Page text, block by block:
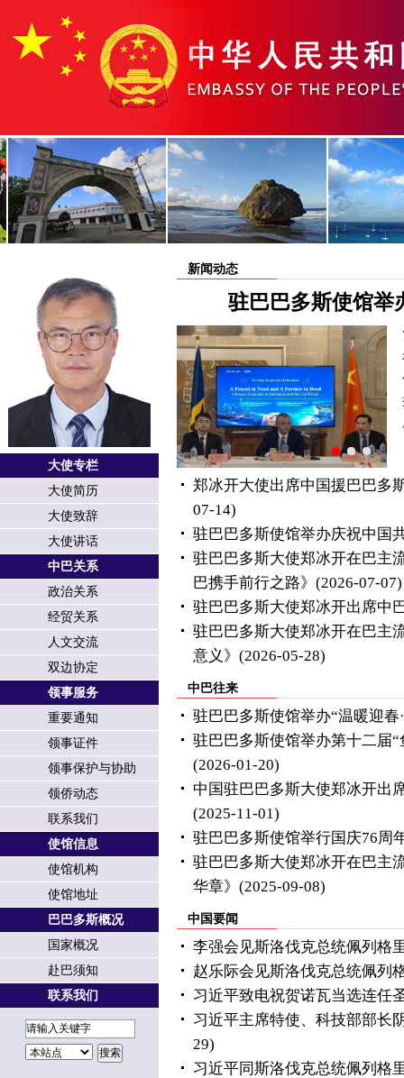
大使专栏
大使简历
大使致辞
大使讲话
中巴关系
政治关系
经贸关系
人文交流
双边协定
领事服务
重要通知
领事证件
领事保护与协助
领侨动态
联系我们
使馆信息
使馆机构
使馆地址
巴巴多斯概况
国家概况
赴巴须知
联系我们
新闻动态
驻巴巴多斯使馆举
郑冰开大使出席中国援巴巴多
07-14)
驻巴巴多斯使馆举办庆祝中国
驻巴巴多斯大使郑冰开在巴主
巴携手前行之路》 (2026-07-07)
驻巴巴多斯大使郑冰开出席中
驻巴巴多斯大使郑冰开在巴主
意义》 (2026-05-28)
中巴往来
驻巴巴多斯使馆举办“温暖迎
驻巴巴多斯使馆举办第十二届
(2026-01-20)
中国驻巴巴多斯大使郑冰开出
(2025-11-01)
驻巴巴多斯使馆举行国庆76周
驻巴巴多斯大使郑冰开在巴主
华章》 (2025-09-08)
中国要闻
李强会见斯洛伐克总统佩列格
赵乐际会见斯洛伐克总统佩列
习近平致电祝贺诺瓦当选连任
习近平主席特使、科技部部长
29)
习近平同斯洛伐克总统佩列格